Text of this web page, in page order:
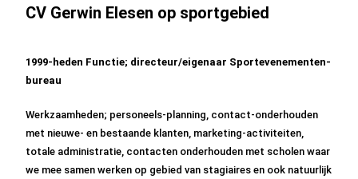
CV Gerwin Elesen op sportgebied
1999-heden Functie; directeur/eigenaar Sportevenementen-
bureau
Werkzaamheden; personeels-planning, contact-onderhouden
met nieuwe- en bestaande klanten, marketing-activiteiten,
totale administratie, contacten onderhouden met scholen waar
we mee samen werken op gebied van stagiaires en ook natuurlijk